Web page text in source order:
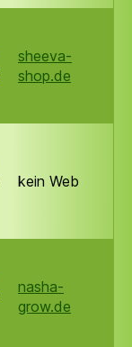
sheeva-
shop.de
kein Web
nasha-
grow.de